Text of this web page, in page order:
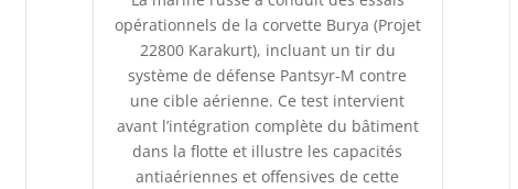
opérationnels de la corvette Burya (Projet
22800 Karakurt), incluant un tir du
système de défense Pantsyr-M contre
une cible aérienne. Ce test intervient
avant l’intégration complète du bâtiment
dans la flotte et illustre les capacités
antiaériennes et offensives de cette